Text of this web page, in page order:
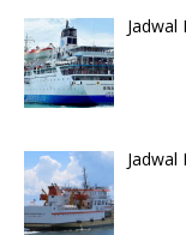
Jadwal
Jadwal